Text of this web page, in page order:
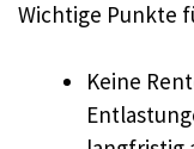
Wichtige Punkte
Keine